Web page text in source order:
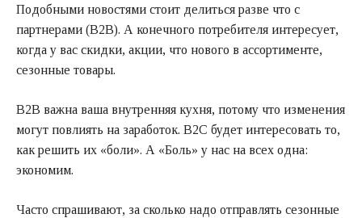
Подобными новостями стоит делиться разве что с
партнерами (В2В). А конечного потребителя интересует,
когда у вас скидки, акции, что нового в ассортименте,
сезонные товары.
B2B важна ваша внутренняя кухня, потому что изменения
могут повлиять на заработок. B2C будет интересовать то,
как решить их «боли». А «Боль» у нас на всех одна:
экономим.
Часто спрашивают, за сколько надо отправлять сезонные